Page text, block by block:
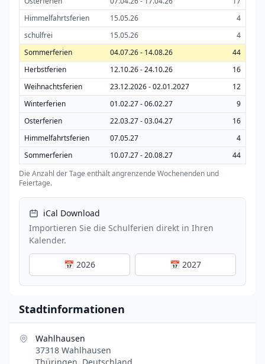
Himmelfahrtsferien
15.05.26
4
schulfrei
15.05.26
4
Sommerferien
04.07.26 - 14.08.26
44
Herbstferien
12.10.26 - 24.10.26
16
Weihnachtsferien
23.12.2026 - 02.01.2027
12
Winterferien
01.02.27 - 06.02.27
9
Osterferien
22.03.27 - 03.04.27
16
Himmelfahrtsferien
07.05.27
4
Sommerferien
10.07.27 - 20.08.27
44
Die Anzahl der Tage enthält angrenzende Wochenenden und
Feiertage.
iCal Download
Importieren Sie die Schulferien direkt in Ihren
Kalender.
📅 2026 📅 2027
Stadtinformationen
Wahlhausen
37318 Wahlhausen